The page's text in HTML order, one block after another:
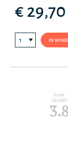
€ 29,70
IN
Score
VIVINO